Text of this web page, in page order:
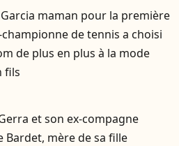
maman pour la première
de tennis a choisi
de plus en plus à la mode
fils
et son ex-compagne
Bardet, mère de sa fille